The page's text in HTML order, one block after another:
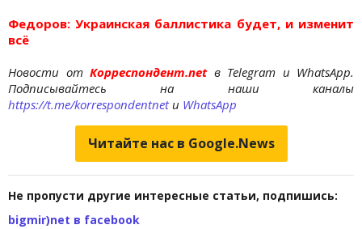
Федоров: Украинская баллистика будет, и изменит
всё
Новости отКорреспондент.net в Telegram и WhatsApp.
Подписывайтесь на наши каналы
https://t.me/korrespondentnetи WhatsApp
Читайте нас в Google.News
Не пропусти другие интересные статьи, подпишись:
bigmir)net в facebook